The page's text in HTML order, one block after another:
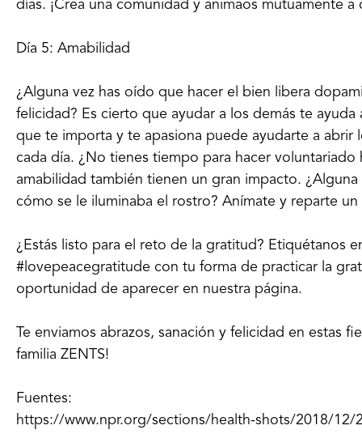
días. ¡Crea una comunidad y animaos mutuamente
Día 5: Amabilidad
¿Alguna vez has oído que hacer el bien libera
felicidad? Es cierto que ayudar a los demás te
que te importa y te apasiona puede ayudarte a
cada día. ¿No tienes tiempo para hacer
amabilidad también tienen un gran impacto.
cómo se le iluminaba el rostro? Anímate y reparte
¿Estás listo para el reto de la gratitud? Etiquétanos
#lovepeacegratitude con tu forma de practicar la
oportunidad de aparecer en nuestra página.
Te enviamos abrazos, sanación y felicidad en estas
familia ZENTS!
Fuentes:
https://www.npr.org/sections/health-shots/2018/12/